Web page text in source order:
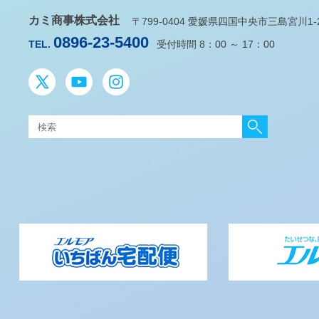
カミ商事株式会社 〒799-0404 愛媛県四国中央市三島宮川
TEL. 0896-23-5400 受付時間 8：00 ～ 17：00